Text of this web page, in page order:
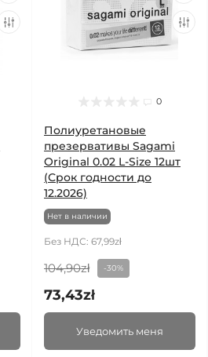
0
Полиуретановые
презервативы Sagami
Original 0.02 L-Size 12шт
(Срок годности до
12.2026)
Нет в наличии
Без НДС: 67,99zł
104,90zł -30%
73,43zł
Уведомить меня